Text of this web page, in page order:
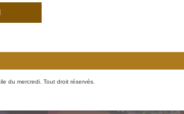
du mercredi. Tout droit réservés.